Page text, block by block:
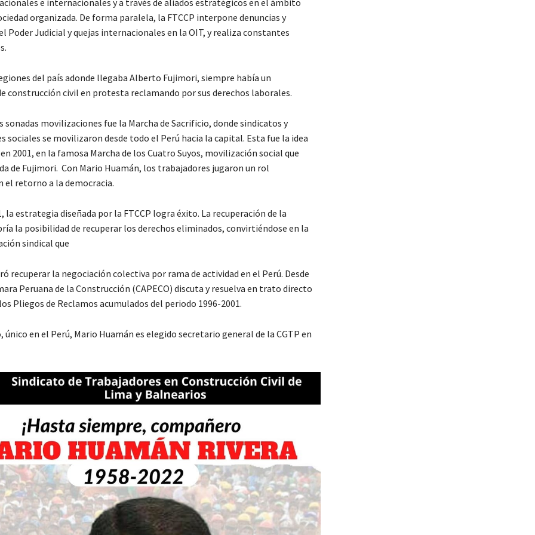
organizada. De forma paralela, la FTCCP interpone denuncias y
Poder Judicial y quejas internacionales en la OIT, y realiza constantes
del país adonde llegaba Alberto Fujimori, siempre había un
construcción civil en protesta reclamando por sus derechos laborales.
sonadas movilizaciones fue la Marcha de Sacrificio, donde sindicatos y
sociales se movilizaron desde todo el Perú hacia la capital. Esta fue la idea
2001, en la famosa Marcha de los Cuatro Suyos, movilización social que
de Fujimori. Con Mario Huamán, los trabajadores jugaron un rol
retorno a la democracia.
la estrategia diseñada por la FTCCP logra éxito. La recuperación de la
la posibilidad de recuperar los derechos eliminados, convirtiéndose en la
sindical que
recuperar la negociación colectiva por rama de actividad en el Perú. Desde
Peruana de la Construcción (CAPECO) discuta y resuelva en trato directo
Pliegos de Reclamos acumulados del periodo 1996-2001.
único en el Perú, Mario Huamán es elegido secretario general de la CGTP en